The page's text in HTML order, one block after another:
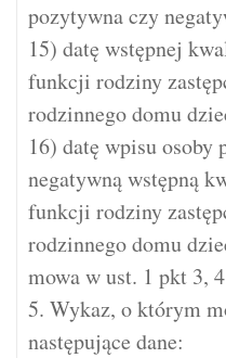
pozytywna czy
15) datę wstępnej
funkcji rodziny
rodzinnego domu
16) datę wpisu osoby
negatywną wstępną
funkcji rodziny
rodzinnego domu
mowa w ust. 1 pkt 3,
5. Wykaz, o którym
następujące dane: